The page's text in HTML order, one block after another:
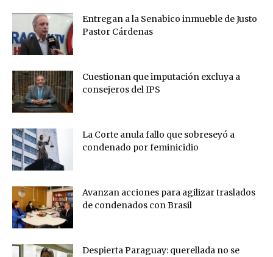
Entregan a la Senabico inmueble de Justo
Pastor Cárdenas
Cuestionan que imputación excluya a
consejeros del IPS
La Corte anula fallo que sobreseyó a
condenado por feminicidio
Avanzan acciones para agilizar traslados
de condenados con Brasil
Despierta Paraguay: querellada no se